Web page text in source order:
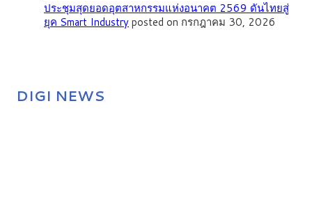
ประชุมสุดยอดอุตสาหกรรมแห่งอนาคต 2569 ดันไทยสู่
ยุค Smart Industryposted on กรกฎาคม 30, 2026
DIGI NEWS